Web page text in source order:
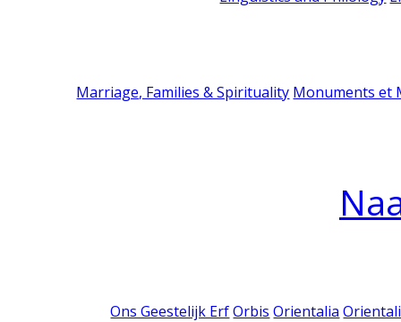
Marriage, Families & Spirituality Monuments et
Ons Geestelijk Erf Orbis Orientalia